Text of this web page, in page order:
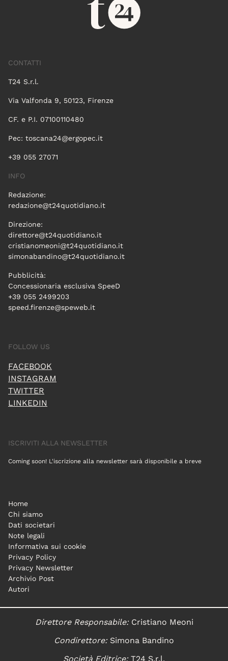
CONTATTI
T24 S.r.l.
Via Valfonda 9, 50123, Firenze
CF. e P.I. 07100110480
Pec: toscana24@ergopec.it
+39 055 27071
INFO
Redazione:
redazione@t24quotidiano.it
Direzione:
direttore@t24quotidiano.it
cristianomeoni@t24quotidiano.it
simonabandino@t24quotidiano.it
Pubblicità:
Concessionaria esclusiva SpeeD
+39 055 2499203
speed.firenze@speweb.it
FOLLOW US
FACEBOOK
INSTAGRAM
TWITTER
LINKEDIN
ISCRIVITI ALLA NEWSLETTER
Coming soon! L'iscrizione alla newsletter sarà disponibile a breve
Home
Chi siamo
Dati societari
Note legali
Informativa sui cookie
Privacy Policy
Privacy Newsletter
Archivio Post
Autori
Direttore Responsabile:Cristiano Meoni
Condirettore:Simona Bandino
Società Editrice:T24 S.r.l.